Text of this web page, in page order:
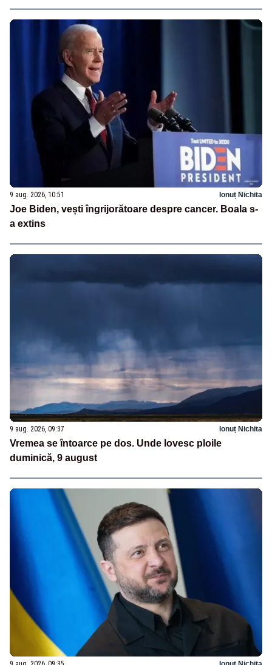
9 aug. 2026, 10:51 Ionuț Nichita
Joe Biden, vești îngrijorătoare despre cancer. Boala s-
a extins
9 aug. 2026, 09:37 Ionuț Nichita
Vremea se întoarce pe dos. Unde lovesc ploile
duminică, 9 august